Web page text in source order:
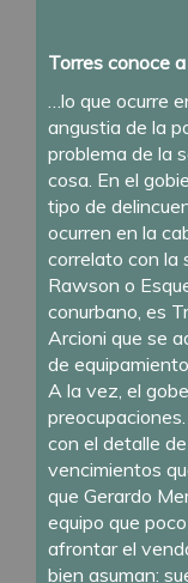
Torres conoce
…lo que ocurre
angustia de la
problema de la
cosa. En el
tipo de
ocurren en la
correlato con la
Rawson o
conurbano, es
Arcioni que se
de
A la vez, el
con el detalle
vencimientos
que Gerardo
equipo que
afrontar el
bien asuman: